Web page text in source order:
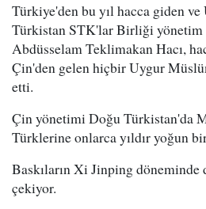
Türkiye'den bu yıl hacca giden
Türkistan STK'lar Birliği
Abdüsselam Teklimakan Hacı,
Çin'den gelen hiçbir Uygur
etti.
Çin yönetimi Doğu Türkistan'da
Türklerine onlarca yıldır yoğun
Baskıların Xi Jinping döneminde
çekiyor.